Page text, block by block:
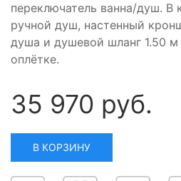
переключатель ванна/душ. В
ручной душ, настенный
душа и душевой шланг 1.50 м
оплётке.
35 970 руб.
В КОРЗИНУ